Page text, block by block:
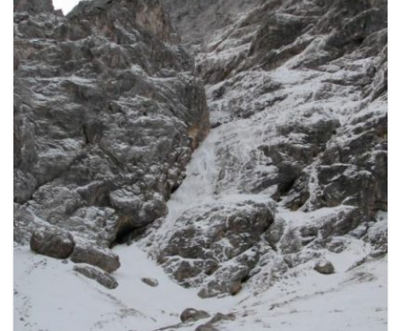
e
n
a
v